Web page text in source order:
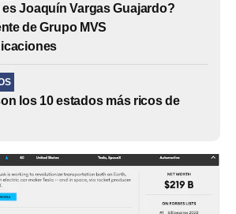
es Joaquín Vargas Guajardo?
de Grupo MVS
los 10 estados más ricos de